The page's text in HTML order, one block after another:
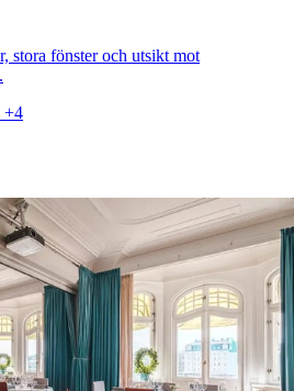
stora fönster och utsikt mot
+4